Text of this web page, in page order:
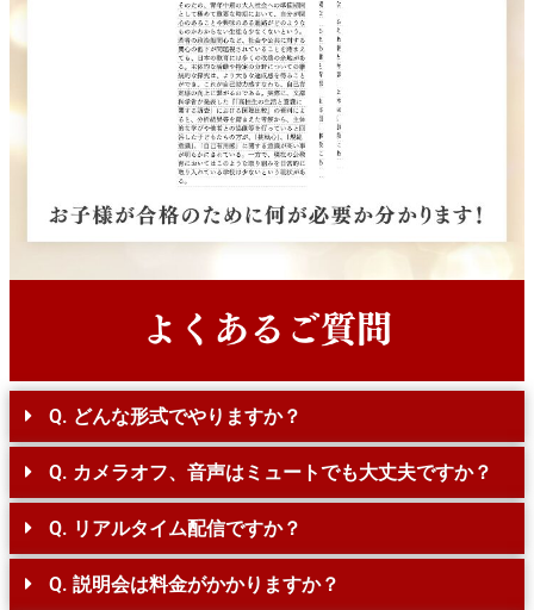
Q. どんな形式でやりますか？
Q. カメラオフ、音声はミュートでも大丈夫ですか？
Q. リアルタイム配信ですか？
Q. 説明会は料金がかかりますか？